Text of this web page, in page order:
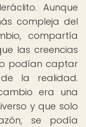
Aunque
compleja del
compartía
las creencias
podían captar
la realidad.
era una
y que solo
se podía